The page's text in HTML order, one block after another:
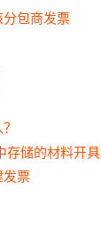
包商发票
储的材料开具
发票